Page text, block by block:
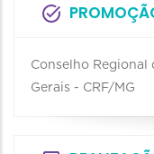
Conselho Regional
Gerais - CRF/MG